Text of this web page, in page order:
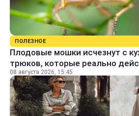
ПОЛЕЗНОЕ
Плодовые мошки исчезнут с
трюков, которые реально
08 августа 2026, 15:45